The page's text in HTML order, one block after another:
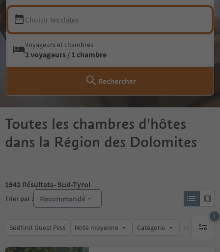
Choisir les dates
Voyageurs et chambres
2 voyageurs / 1 chambre
Rechercher
Toutes les chambres d'hôtes
dans la Région des Dolomites
1942 Résultats- Sud-Tyrol
Trier par : Recommandé
Südtirol Guest Pass Note moyenne Catégorie Options de
1
1 filtre